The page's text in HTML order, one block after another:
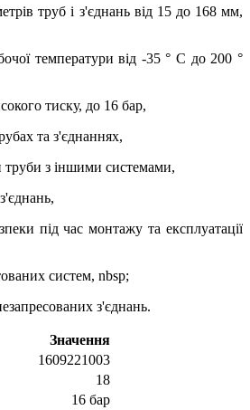
труб і з'єднань від 15 до 168 мм,
температури від -35 ° C до 200 °
тиску, до 16 бар,
та з'єднаннях,
труби з іншими системами,
під час монтажу та експлуатації
систем, nbsp;
з'єднань.
Значення
1609221003
18
16 бар